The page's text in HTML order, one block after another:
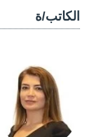
الكاتب/ة